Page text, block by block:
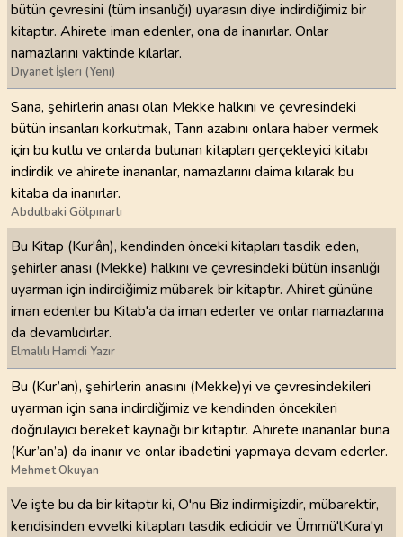
bütün çevresini (tüm insanlığı) uyarasın diye indirdiğimiz bir
kitaptır. Ahirete iman edenler, ona da inanırlar. Onlar
namazlarını vaktinde kılarlar.
Diyanet İşleri (Yeni)
Sana, şehirlerin anası olan Mekke halkını ve çevresindeki
bütün insanları korkutmak, Tanrı azabını onlara haber vermek
için bu kutlu ve onlarda bulunan kitapları gerçekleyici kitabı
indirdik ve ahirete inananlar, namazlarını daima kılarak bu
kitaba da inanırlar.
Abdulbaki Gölpınarlı
Bu Kitap (Kur'ân), kendinden önceki kitapları tasdik eden,
şehirler anası (Mekke) halkını ve çevresindeki bütün insanlığı
uyarman için indirdiğimiz mübarek bir kitaptır. Ahiret gününe
iman edenler bu Kitab'a da iman ederler ve onlar namazlarına
da devamlıdırlar.
Elmalılı Hamdi Yazır
Bu (Kur’an), şehirlerin anasını (Mekke)yi ve çevresindekileri
uyarman için sana indirdiğimiz ve kendinden öncekileri
doğrulayıcı bereket kaynağı bir kitaptır. Ahirete inananlar buna
(Kur’an’a) da inanır ve onlar ibadetini yapmaya devam ederler.
Mehmet Okuyan
Ve işte bu da bir kitaptır ki, O'nu Biz indirmişizdir, mübarektir,
kendisinden evvelki kitapları tasdik edicidir ve Ümmü'lKura'yı